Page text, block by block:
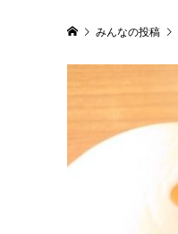
みんなの投稿